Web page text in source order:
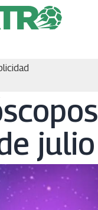
julio